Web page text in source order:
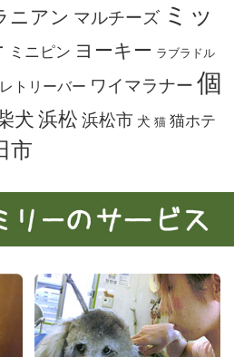
ニアン マルチーズ ミッ
ミニピン ヨーキー ラブラドル
トリーバー ワイマラナー 個
犬 浜松 浜松市 犬 猫 猫ホテ
市